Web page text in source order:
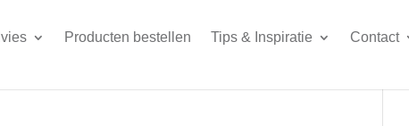
Producten bestellen Tips & Inspiratie Contact